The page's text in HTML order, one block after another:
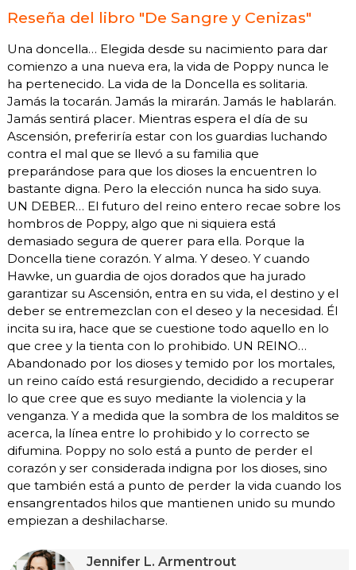
Reseña del libro "De Sangre y Cenizas"
Una doncella… Elegida desde su nacimiento para dar
comienzo a una nueva era, la vida de Poppy nunca le
ha pertenecido. La vida de la Doncella es solitaria.
Jamás la tocarán. Jamás la mirarán. Jamás le hablarán.
Jamás sentirá placer. Mientras espera el día de su
Ascensión, preferiría estar con los guardias luchando
contra el mal que se llevó a su familia que
preparándose para que los dioses la encuentren lo
bastante digna. Pero la elección nunca ha sido suya.
UN DEBER… El futuro del reino entero recae sobre los
hombros de Poppy, algo que ni siquiera está
demasiado segura de querer para ella. Porque la
Doncella tiene corazón. Y alma. Y deseo. Y cuando
Hawke, un guardia de ojos dorados que ha jurado
garantizar su Ascensión, entra en su vida, el destino y el
deber se entremezclan con el deseo y la necesidad. Él
incita su ira, hace que se cuestione todo aquello en lo
que cree y la tienta con lo prohibido. UN REINO…
Abandonado por los dioses y temido por los mortales,
un reino caído está resurgiendo, decidido a recuperar
lo que cree que es suyo mediante la violencia y la
venganza. Y a medida que la sombra de los malditos se
acerca, la línea entre lo prohibido y lo correcto se
difumina. Poppy no solo está a punto de perder el
corazón y ser considerada indigna por los dioses, sino
que también está a punto de perder la vida cuando los
ensangrentados hilos que mantienen unido su mundo
empiezan a deshilacharse.
Jennifer L. Armentrout